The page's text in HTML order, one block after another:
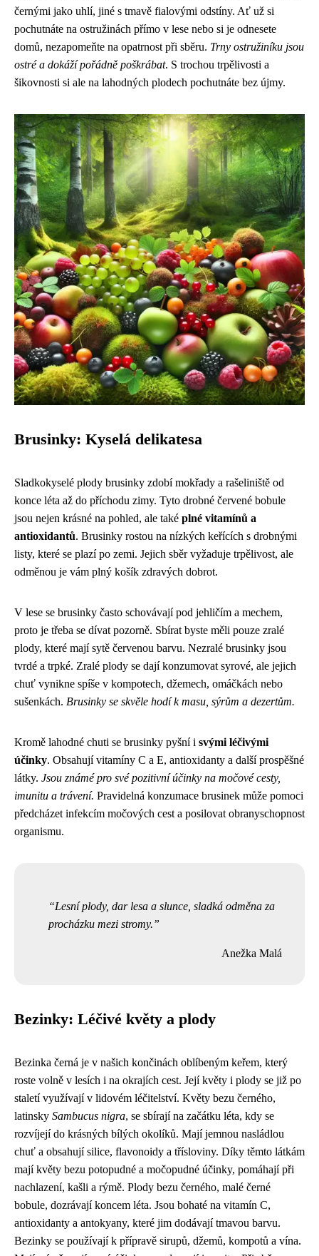
černými jako uhlí, jiné s tmavě fialovými odstíny. Ať už si
pochutnáte na ostružinách přímo v lese nebo si je odnesete
domů, nezapomeňte na opatrnost při sběru. Trny ostružiníku jsou
ostré a dokáží pořádně poškrábat. S trochou trpělivosti a
šikovnosti si ale na lahodných plodech pochutnáte bez újmy.
Brusinky: Kyselá delikatesa
Sladkokyselé plody brusinky zdobí mokřady a rašeliniště od
konce léta až do příchodu zimy. Tyto drobné červené bobule
jsou nejen krásné na pohled, ale také plné vitamínů a
antioxidantů. Brusinky rostou na nízkých keřících s drobnými
listy, které se plazí po zemi. Jejich sběr vyžaduje trpělivost, ale
odměnou je vám plný košík zdravých dobrot.
V lese se brusinky často schovávají pod jehličím a mechem,
proto je třeba se dívat pozorně. Sbírat byste měli pouze zralé
plody, které mají sytě červenou barvu. Nezralé brusinky jsou
tvrdé a trpké. Zralé plody se dají konzumovat syrové, ale jejich
chuť vynikne spíše v kompotech, džemech, omáčkách nebo
sušenkách. Brusinky se skvěle hodí k masu, sýrům a dezertům.
Kromě lahodné chuti se brusinky pyšní i svými léčivými
účinky. Obsahují vitamíny C a E, antioxidanty a další prospěšné
látky. Jsou známé pro své pozitivní účinky na močové cesty,
imunitu a trávení. Pravidelná konzumace brusinek může pomoci
předcházet infekcím močových cest a posilovat obranyschopnost
organismu.
Lesní plody, dar lesa a slunce, sladká odměna za
procházku mezi stromy.
Anežka Malá
Bezinky: Léčivé květy a plody
Bezinka černá je v našich končinách oblíbeným keřem, který
roste volně v lesích i na okrajích cest. Její květy i plody se již po
staletí využívají v lidovém léčitelství. Květy bezu černého,
latinsky Sambucus nigra, se sbírají na začátku léta, kdy se
rozvíjejí do krásných bílých okolíků. Mají jemnou nasládlou
chuť a obsahují silice, flavonoidy a třísloviny. Díky těmto látkám
mají květy bezu potopudné a močopudné účinky, pomáhají při
nachlazení, kašli a rýmě. Plody bezu černého, malé černé
bobule, dozrávají koncem léta. Jsou bohaté na vitamín C,
antioxidanty a antokyany, které jim dodávají tmavou barvu.
Bezinky se používají k přípravě sirupů, džemů, kompotů a vína.